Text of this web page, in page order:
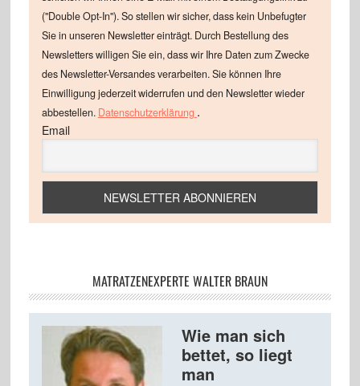
("Double Opt-In"). So stellen wir sicher, dass kein Unbefugter
Sie in unseren Newsletter einträgt. Durch Bestellung des
Newsletters willigen Sie ein, dass wir Ihre Daten zum Zwecke
des Newsletter-Versandes verarbeiten. Sie können Ihre
Einwilligung jederzeit widerrufen und den Newsletter wieder
abbestellen. Datenschutzerklärung .
Email
MATRATZENEXPERTE WALTER BRAUN
Wie man sich
bettet, so liegt
man